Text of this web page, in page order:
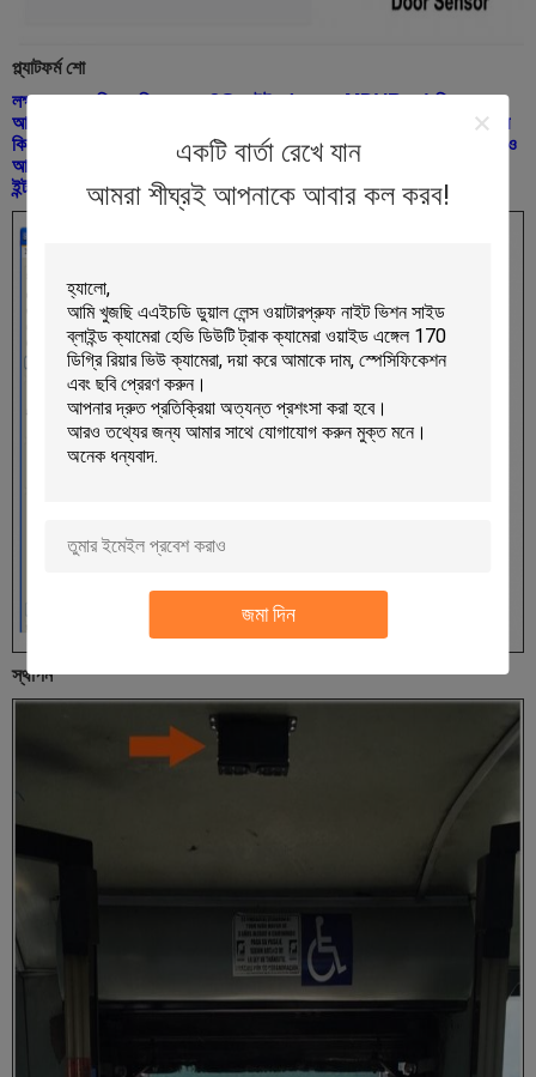
একটি বার্তা রেখে যান
আমরা শীঘ্রই আপনাকে আবার কল করব!
জমা দিন
প্ল্যাটফর্ম শো
লক্ষ্য করুন: যদি আপনি আমাদের 3G কাউন্টার (একসঙ্গে MDVR সহ) কিনেন তবে
আপনি আমাদের প্ল্যাটফর্মটি ব্যবহার করবেন; আপনি যদি আমাদের জিপিআরএস কাউন্টার
কিনেন তবে আপনি আমাদের ম্যানেজমেন্ট প্ল্যাটফর্ম টুলটি ব্যবহার করতে পারেন, এছাড়াও
আপনি আমাদের নিজস্ব প্ল্যাটফর্মটি RS232 / 485 দ্বারা ব্যবহার করতে পারেন।
ইন্টারফেস.
স্থাপন